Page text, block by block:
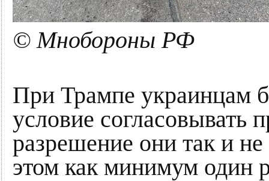
© Мнобороны РФ
При Трампе украинцам
условие согласовывать
разрешение они так и
этом как минимум один